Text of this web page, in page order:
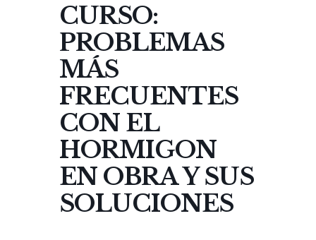
CURSO:
PROBLEMAS
MÁS
FRECUENTES
CON EL
HORMIGON
EN OBRA Y SUS
SOLUCIONES